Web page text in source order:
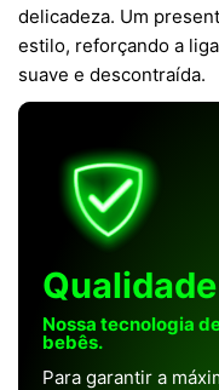
delicadeza. Um
estilo, reforçando a
suave e descontraída.
Nossa tecnologia
bebês.
Para garantir a